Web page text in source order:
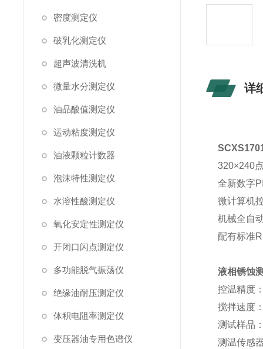
密度测定仪
破乳化测定仪
超声波清洗机
微量水分测定仪
油品酸值测定仪
运动粘度测定仪
油液颗粒计数器
泡沫特性测定仪
水溶性酸测定仪
氧化安定性测定仪
开闭口闪点测定仪
多功能脱气振荡仪
绝缘油耐压测定仪
体积电阻率测定仪
变压器油专用色谱仪
详
320×240
全新数字
微计算机
机械全自
配有标准
液相锈蚀
控温精度
搅拌速度
测试样品
测温传感